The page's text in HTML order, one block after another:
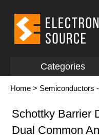
Categories
Home > Semiconductors
Schottky Barrier
Dual Common